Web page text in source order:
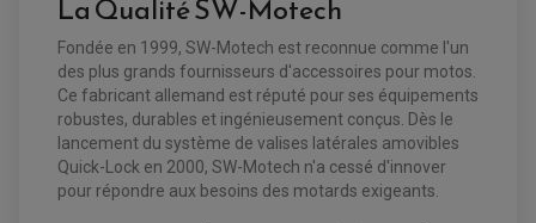
FREINAGE
ACCESSOIRE + VISSERIE FREINAGE
DISQUE DE FREIN
PLAQUETTE DE FREIN
KIT DURITE DE FREIN
KIT DURITE D'EMBRAYAGE MOTO
KIT RÉPARATION ÉTRIER DE FREIN
KIT RÉPARATION MAÎTRE CYLINDRE
MAÎTRE CYLINDRE
PRODUIT ENTRETIEN
HUILE ET PRODUIT D'ENTRETIEN QUAD
HUILE POUR QUAD
PRODUIT D'ENTRETIEN QUAD
JANTES / ACCESSOIRES QUAD ET SSV
CHAÎNE A NEIGE QUAD-SSV
CHAÎNES A NEIGE
CHAMBRE A AIR QUAD ET SSV
EQUIPEMENT FREINAGE MOTO CROSS ET
ENDURO
ACCESSOIRES FREINAGE
DISQUE DE FREIN AVANT
PLAQUETTE DE FREIN
KIT RÉPARATION PÉDALE DE FREIN
KIT RÉPARATION MAÎTRE CYLINDRE
KIT RÉPARATION ÉTRIER DE FREIN
La Qualité SW-Motech
Fondée en 1999, SW-Motech est reconnue comme l'un
des plus grands fournisseurs d'accessoires pour motos.
Ce fabricant allemand est réputé pour ses équipements
robustes, durables et ingénieusement conçus. Dès le
lancement du système de valises latérales amovibles
Quick-Lock en 2000, SW-Motech n'a cessé d'innover
pour répondre aux besoins des motards exigeants.